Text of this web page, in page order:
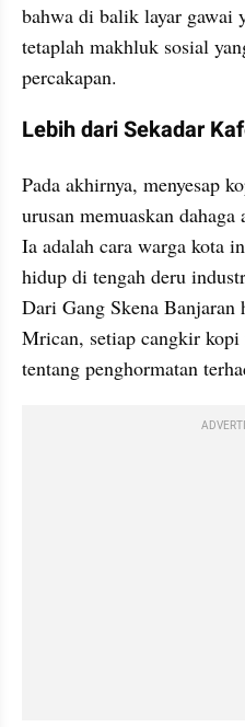
bahwa di balik layar gawai
tetaplah makhluk sosial
percakapan.
​Lebih dari Sekadar
​Pada akhirnya, menyesap
urusan memuaskan
Ia adalah cara warga kota
hidup di tengah deru
Dari Gang Skena Banjaran
Mrican, setiap cangkir kopi
tentang penghormatan